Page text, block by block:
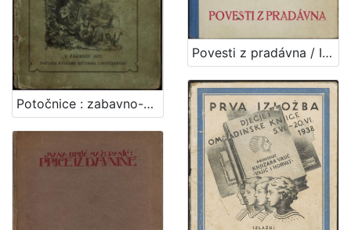
Potočnice : zabavno-poučne pjesme i pripovijetke mladeži našoj / napisao Jos. Ljud. Varjačić
Povesti z pradávna / Ivana Brlićova-Mažuranićova